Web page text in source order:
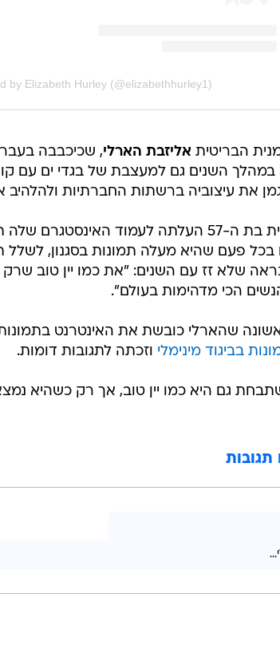
by Elizabeth Hurley (@elizabethhurley1)
הבריטית אליזבת הארלי, שכיכבבה
במהלך השנים גם למעצבת של בגדי ים עם
את עיצוביה ברשתות החברתיות ולהלהיב
הכוכבת האייקונית בת ה-57 העלתה לעמוד
בכל פעם שהיא מעלה תמונות בסגנון,
שלא זז עם השנים: "את כמו יין טוב
הכי מדהימות בעולם".
שהארלי כובשת את האינטרנט
בביגוד מינימלי וזכתה לתגובות דומות.
גם היא כמו יין טוב, אך רק כשהיא